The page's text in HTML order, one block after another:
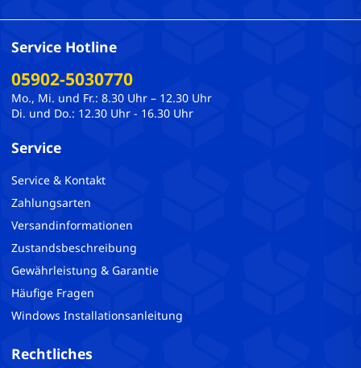
Service Hotline
05902-5030770
Mo., Mi. und Fr.: 8.30 Uhr – 12.30 Uhr
Di. und Do.: 12.30 Uhr - 16.30 Uhr
Service
Service & Kontakt
Zahlungsarten
Versandinformationen
Zustandsbeschreibung
Gewährleistung & Garantie
Häufige Fragen
Windows Installationsanleitung
Rechtliches